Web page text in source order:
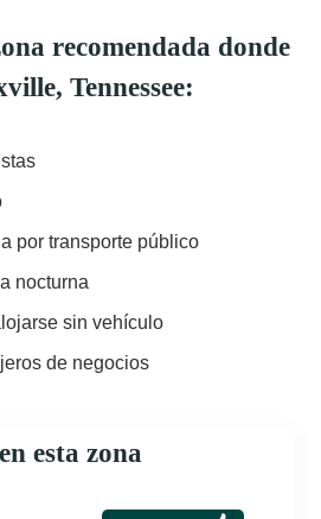
recomendada donde
Tennessee:
por transporte público
nocturna
sin vehículo
de negocios
esta zona